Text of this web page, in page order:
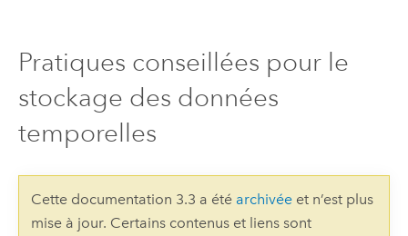
Pratiques conseillées pour le
stockage des données
temporelles
Cette documentation 3.3 a été archivéeet n’est plus
mise à jour. Certains contenus et liens sont